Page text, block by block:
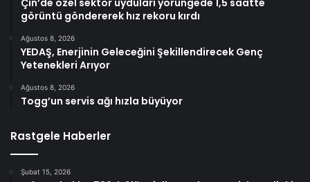
görüntü göndererek hız rekoru kırdı
Ağustos 8, 2026
YEDAŞ, Enerjinin Geleceğini Şekillendirecek Genç
Yetenekleri Arıyor
Ağustos 8, 2026
Togg’un servis ağı hızla büyüyor
Rastgele Haberler
Şubat 15, 2026